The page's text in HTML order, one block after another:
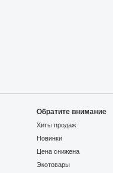
Обратите внимание
Хиты продаж
Новинки
Цена снижена
Экотовары